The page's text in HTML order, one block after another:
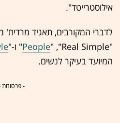
אילוסטרייטד".
לדברי המקורבים, תאגיד מרדית'
"
People" ,"Real Simple" ו-"
המיועד בעיקר לנשים.
- פרסומת